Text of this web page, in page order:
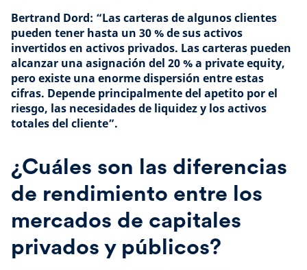
Bertrand Dord: “Las carteras de algunos clientes
pueden tener hasta un 30 % de sus activos
invertidos en activos privados. Las carteras pueden
alcanzar una asignación del 20 % a private equity,
pero existe una enorme dispersión entre estas
cifras. Depende principalmente del apetito por el
riesgo, las necesidades de liquidez y los activos
totales del cliente”.
¿Cuáles son las diferencias
de rendimiento entre los
mercados de capitales
privados y públicos?